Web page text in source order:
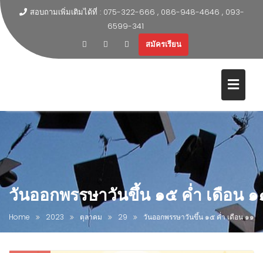
สอบถามเพิ่มเติมได้ที่ : 075-322-666 , 086-948-4646 , 093-
6599-341
สมัครเรียน
วันออกพรรษาวันขึ้น ๑๕ ค่ำ เดือน
Home 2023 ตุลาคม 29 วันออกพรรษาวันขึ้น ๑๕ ค่ำ เดือน ๑๑